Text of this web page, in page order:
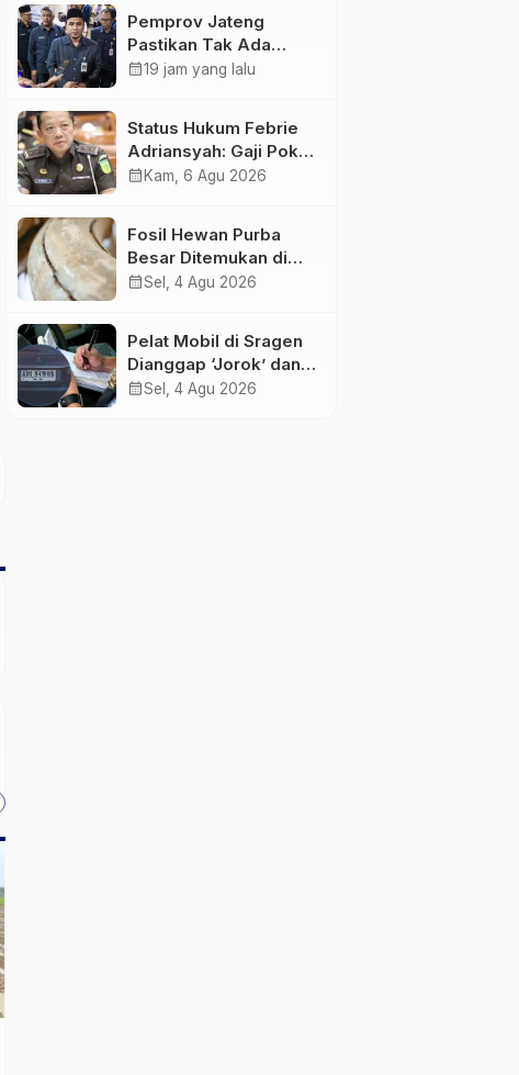
Pemprov Jateng
Pastikan Tak Ada
Kendala Pembayaran
Transfer ke Daerah
calendar_month19 jam yang lalu
Status Hukum Febrie
Adriansyah: Gaji Pokok
50 Persen Tetap
calendar_month Kam, 6 Agu 2026
Fosil Hewan Purba
Besar Ditemukan di
Sungai Piji Kudus
calendar_monthSel, 4 Agu 2026
Pelat Mobil di Sragen
Dianggap ‘Jorok’ dan
Tak Sesuai Standar,
calendar_monthSel, 4 Agu 2026